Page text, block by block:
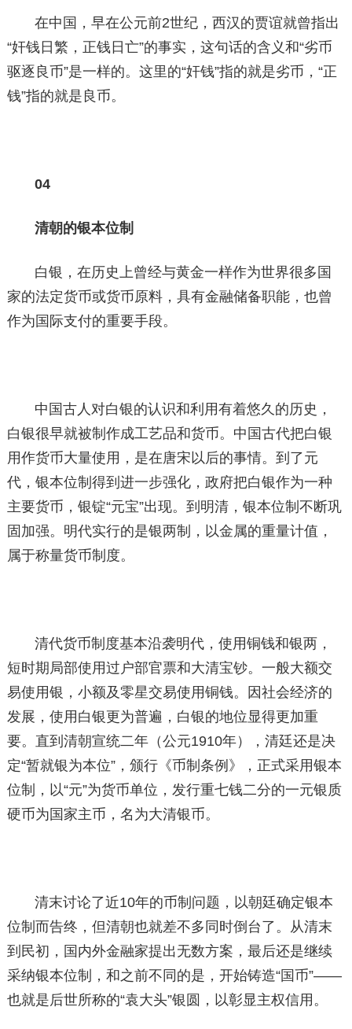
在中国，早在公元前2世纪，西汉的贾谊就曾指出
“奸钱日繁，正钱日亡”的事实，这句话的含义和“劣币
驱逐良币”是一样的。这里的“奸钱”指的就是劣币，“正
钱”指的就是良币。
04
清朝的银本位制
白银，在历史上曾经与黄金一样作为世界很多国
家的法定货币或货币原料，具有金融储备职能，也曾
作为国际支付的重要手段。
中国古人对白银的认识和利用有着悠久的历史，
白银很早就被制作成工艺品和货币。中国古代把白银
用作货币大量使用，是在唐宋以后的事情。到了元
代，银本位制得到进一步强化，政府把白银作为一种
主要货币，银锭“元宝”出现。到明清，银本位制不断巩
固加强。明代实行的是银两制，以金属的重量计值，
属于称量货币制度。
清代货币制度基本沿袭明代，使用铜钱和银两，
短时期局部使用过户部官票和大清宝钞。一般大额交
易使用银，小额及零星交易使用铜钱。因社会经济的
发展，使用白银更为普遍，白银的地位显得更加重
要。直到清朝宣统二年（公元1910年），清廷还是决
定“暂就银为本位”，颁行《币制条例》，正式采用银本
位制，以“元”为货币单位，发行重七钱二分的一元银质
硬币为国家主币，名为大清银币。
清末讨论了近10年的币制问题，以朝廷确定银本
位制而告终，但清朝也就差不多同时倒台了。从清末
到民初，国内外金融家提出无数方案，最后还是继续
采纳银本位制，和之前不同的是，开始铸造“国币”——
也就是后世所称的“袁大头”银圆，以彰显主权信用。